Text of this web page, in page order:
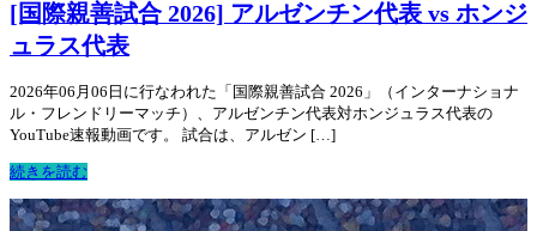
[国際親善試合 2026] アルゼンチン代表 vs ホンジ
ュラス代表
2026年06月06日に行なわれた「国際親善試合 2026」（インターナショナ
ル・フレンドリーマッチ）、アルゼンチン代表対ホンジュラス代表の
YouTube速報動画です。 試合は、アルゼン […]
続きを読む